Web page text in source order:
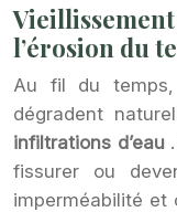
l’érosion du
Au fil du
dégradent
infiltrations d’eau
fissurer ou
imperméabilité et